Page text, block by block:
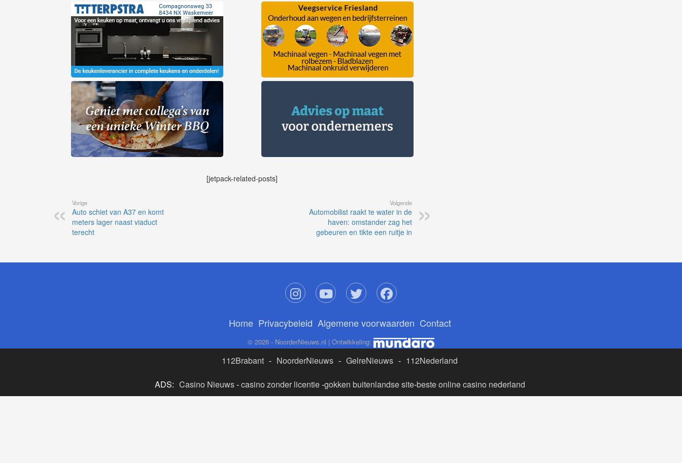
[jetpack-related-posts]
Vorige
Auto schiet van A37 en komt
meters lager naast viaduct
terecht
Volgende
Automobilist raakt te water in de
haven: omstander zag het
gebeuren en tikte een ruitje in
Home Privacybeleid Algemene voorwaarden Contact
© 2026 - NoorderNieuws.nl | Ontwikkeling:
112Brabant - NoorderNieuws - GelreNieuws - 112Nederland
ADS: Casino Nieuws-casino zonder licentie-gokken buitenlandse site-beste online casino nederland